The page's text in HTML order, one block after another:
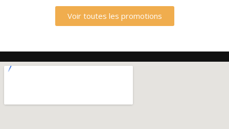
Voir toutes les promotions